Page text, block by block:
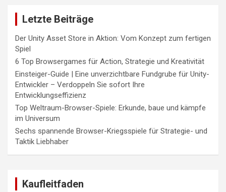
Letzte Beiträge
Der Unity Asset Store in Aktion: Vom Konzept zum fertigen
Spiel
6 Top Browsergames für Action, Strategie und Kreativität
Einsteiger-Guide | Eine unverzichtbare Fundgrube für Unity-
Entwickler – Verdoppeln Sie sofort Ihre
Entwicklungseffizienz
Top Weltraum-Browser-Spiele: Erkunde, baue und kämpfe
im Universum
Sechs spannende Browser-Kriegsspiele für Strategie- und
Taktik Liebhaber
Kaufleitfaden